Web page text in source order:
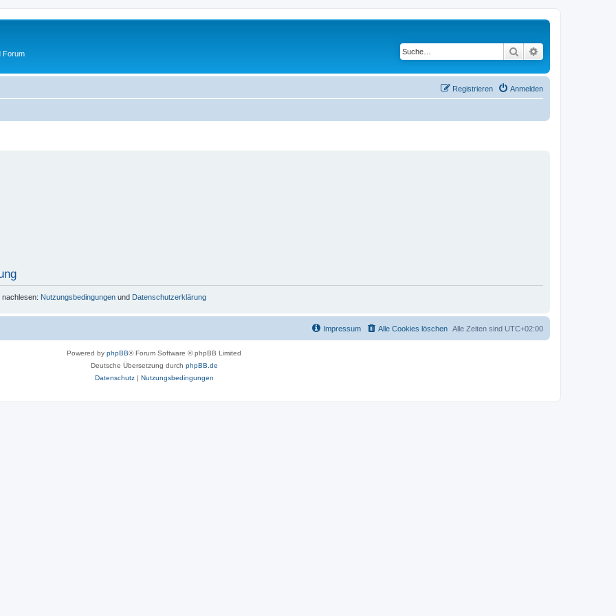
Forum Suche
Anmelden
Registrieren
Nutzungsbedingungen und Datenschutzerklärung
Alle Zeiten sind UTC+02:00
Alle Cookies löschen
Impressum
Powered by phpBB® Forum Software © phpBB Limited
Deutsche Übersetzung durch phpBB.de
Datenschutz| Nutzungsbedingungen